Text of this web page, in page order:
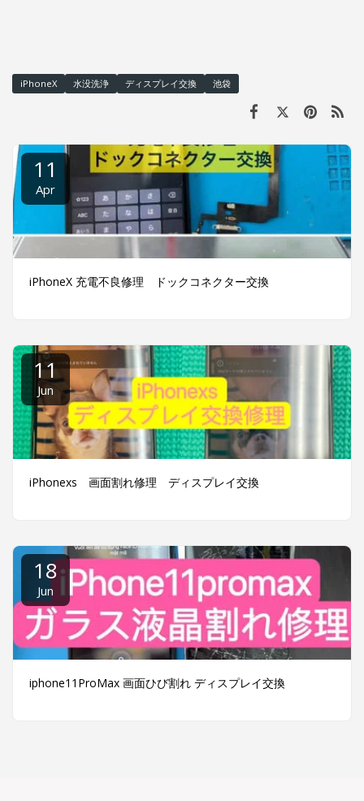
iPhoneX 水没洗浄 ディスプレイ交換 池袋
11
Apr
iPhoneX 充電不良修理 ドックコネクター交換
11
Jun
iPhonexs 画面割れ修理 ディスプレイ交換
18
Jun
iphone11ProMax 画面ひび割れ ディスプレイ交換